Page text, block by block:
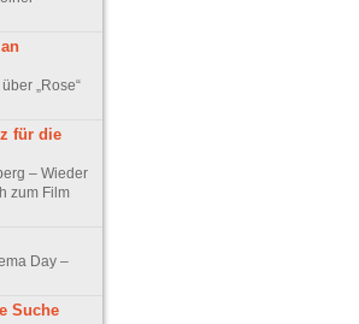
„Rose“
für die
– Wieder
zum Film
Day –
Suche